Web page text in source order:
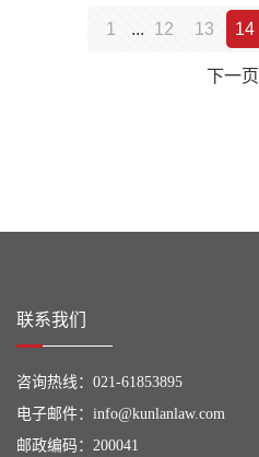
1 ... 12 13 14
下一页
联系我们
咨询热线： 021-61853895
电子邮件： info@kunlanlaw.com
邮政编码：200041